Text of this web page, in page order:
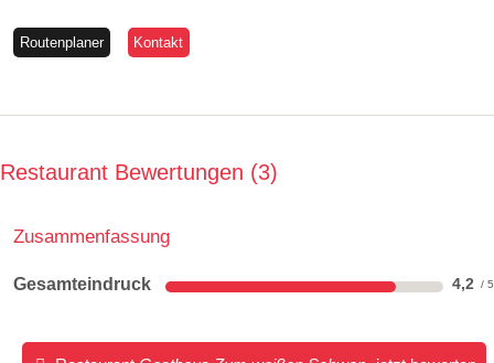
Routenplaner Kontakt
Restaurant Bewertungen 3
Zusammenfassung
Gesamteindruck 4,2